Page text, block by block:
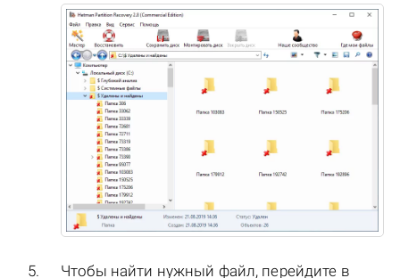
Чтобы найти нужный файл, перейдите в